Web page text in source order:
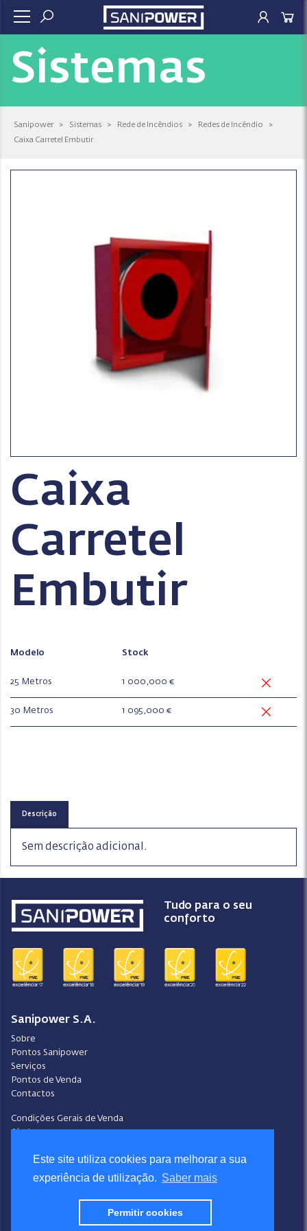
Este site utiliza cookies para melhorar a sua
experiência de utilização. Saber mais
Permitir cookies
Sistemas
Sanipower > Sistemas > Rede de Incêndios > Redes de Incêndio
>
Caixa Carretel Embutir
Caixa
Carretel
Embutir
Modelo Stock
25 Metros 1 000,000 €
30 Metros 1 095,000 €
Descrição
Sem descrição adicional.
Tudo para o seu
conforto
Sanipower S.A.
Sobre
Pontos Sanipower
Serviços
Pontos de Venda
Contactos
Condições Gerais de Venda
Política de Privacidade
Política de Cookies
Livro de Reclamações
Siga a Sanipower